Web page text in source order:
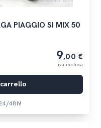
PIAGGIO SI MIX 50
9,00 €
iva inclusa
48h!